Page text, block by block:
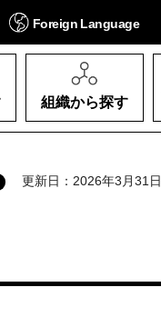
Foreign Language
組織から探す
更新日：2026年3月31日